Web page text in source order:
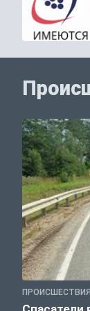
ПРОИСШЕСТВИЯ